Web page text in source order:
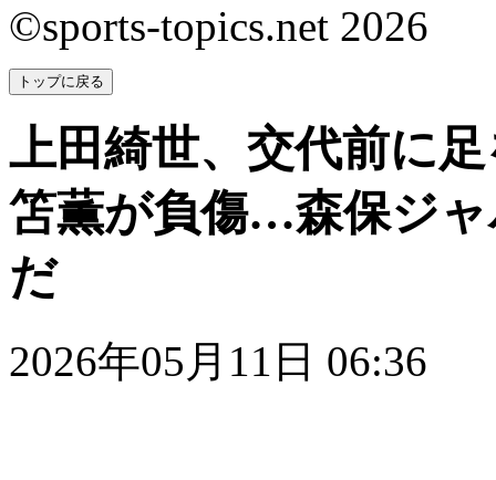
©sports-topics.net 2026
トップに戻る
上田綺世、交代前に
笘薫が負傷…森保ジ
だ
2026年05月11日 06:36